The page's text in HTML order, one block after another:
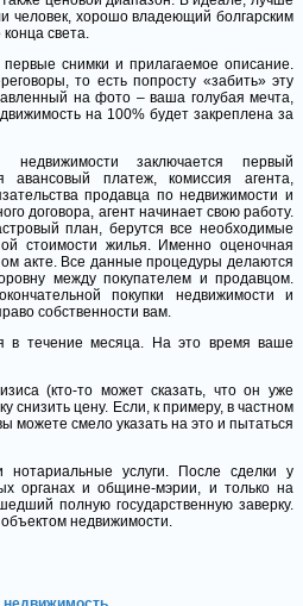
человек, хорошо владеющий болгарским
света.
снимки и прилагаемое описание.
то есть попросту «забить» эту
на фото – ваша голубая мечта,
на 100% будет закреплена за
заключается первый
авансовый платеж, комиссия агента,
продавца по недвижимости и
договора, агент начинает свою работу.
план, берутся все необходимые
стоимости жилья. Именно оценочная
акте. Все данные процедуры делаются
между покупателем и продавцом.
покупки недвижимости и
собственности вам.
в течение месяца. На это время ваше
(кто-то может сказать, что он уже
снизить цену. Если, к примеру, в частном
можете смело указать на это и пытаться
услуги. После сделки у
органах и общине-мэрии, и только на
полную государственную заверку.
недвижимости.